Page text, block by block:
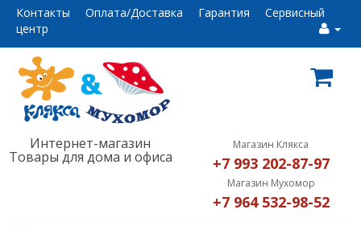
Контакты Оплата/Доставка Гарантия
Сервисный
центр
Интернет-магазин
Товары для дома и офиса
Магазин Клякса
+7 993 202-87-97
Магазин Мухомор
+7 964 532-98-52